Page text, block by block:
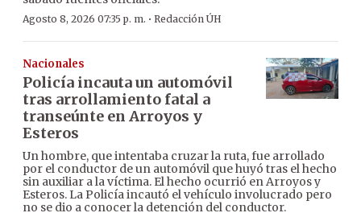
Agosto 8, 2026 07:35 p. m. · Redacción ÚH
Nacionales
Policía incauta un automóvil
tras arrollamiento fatal a
transeúnte en Arroyos y
Esteros
Un hombre, que intentaba cruzar la ruta, fue arrollado
por el conductor de un automóvil que huyó tras el hecho
sin auxiliar a la víctima. El hecho ocurrió en Arroyos y
Esteros. La Policía incautó el vehículo involucrado pero
no se dio a conocer la detención del conductor.